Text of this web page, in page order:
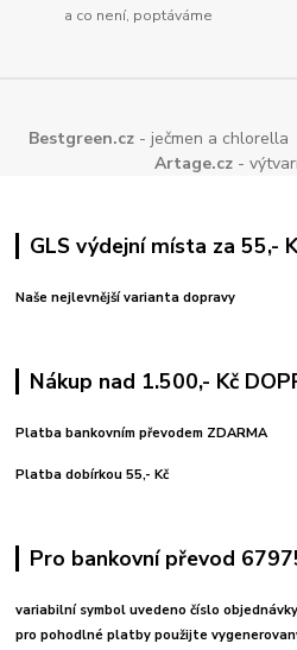
a co není, poptáváme
Bestgreen.cz - ječmen a chlorella
Artage.cz -
GLS výdejní místa za 55,-
Naše nejlevnější varianta dopravy
Nákup nad 1.500,- Kč
Platba bankovním převodem ZDARMA
Platba dobírkou 55,- Kč
Pro bankovní převod
variabilní symbol uvedeno číslo objednávky
pro pohodlné platby použijte